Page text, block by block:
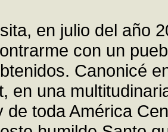
en julio del año
con un
Canonicé
en una
de toda América